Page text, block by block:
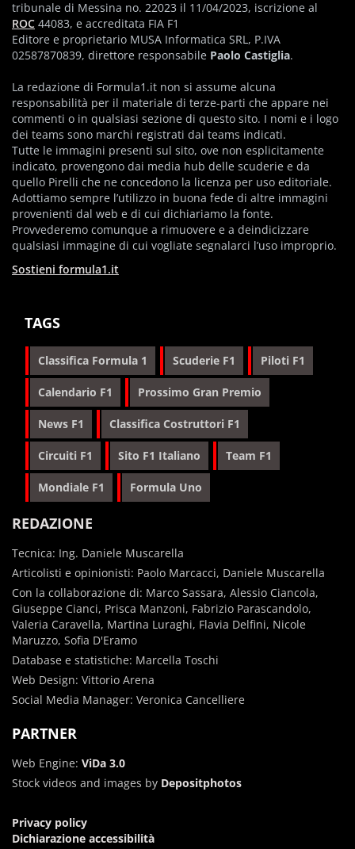
tribunale di Messina no. 22023 il 11/04/2023, iscrizione al
ROC 44083, e accreditata FIA F1
Editore e proprietario MUSA Informatica SRL, P.IVA
02587870839, direttore responsabile Paolo Castiglia.
La redazione di Formula1.it non si assume alcuna
responsabilità per il materiale di terze-parti che appare nei
commenti o in qualsiasi sezione di questo sito. I nomi e i logo
dei teams sono marchi registrati dai teams indicati.
Tutte le immagini presenti sul sito, ove non esplicitamente
indicato, provengono dai media hub delle scuderie e da
quello Pirelli che ne concedono la licenza per uso editoriale.
Adottiamo sempre l’utilizzo in buona fede di altre immagini
provenienti dal web e di cui dichiariamo la fonte.
Provvederemo comunque a rimuovere e a deindicizzare
qualsiasi immagine di cui vogliate segnalarci l’uso improprio.
Sostieni formula1.it
TAGS
Classifica Formula 1 Scuderie F1 Piloti F1
Calendario F1 Prossimo Gran Premio
News F1 Classifica Costruttori F1
Circuiti F1 Sito F1 Italiano Team F1
Mondiale F1 Formula Uno
REDAZIONE
Tecnica: Ing. Daniele Muscarella
Articolisti e opinionisti: Paolo Marcacci, Daniele Muscarella
Con la collaborazione di: Marco Sassara, Alessio Ciancola,
Giuseppe Cianci, Prisca Manzoni, Fabrizio Parascandolo,
Valeria Caravella, Martina Luraghi, Flavia Delfini, Nicole
Maruzzo, Sofia D'Eramo
Database e statistiche: Marcella Toschi
Web Design: Vittorio Arena
Social Media Manager: Veronica Cancelliere
PARTNER
Web Engine: ViDa 3.0
Stock videos and images by Depositphotos
Privacy policy
Dichiarazione accessibilità